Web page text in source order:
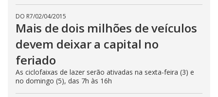
DO R7/02/04/2015
Mais de dois milhões de veículos
devem deixar a capital no
feriado
As ciclofaixas de lazer serão ativadas na sexta-feira (3) e
no domingo (5), das 7h às 16h